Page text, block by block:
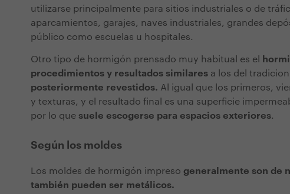
utilizarse principalmente para sitios industriales o de
aparcamientos, garajes, naves industriales, grandes
público como escuelas u hospitales.
Otro tipo de hormigón prensado muy habitual es el
procedimientos y resultados similares a los del
posteriormente revestidos. Al igual que los primeros,
y texturas, y el resultado final es una superficie
por lo que suele escogerse para espacios exteriores.
Según los moldes
Los moldes de hormigón impreso generalmente son de
también pueden ser metálicos.